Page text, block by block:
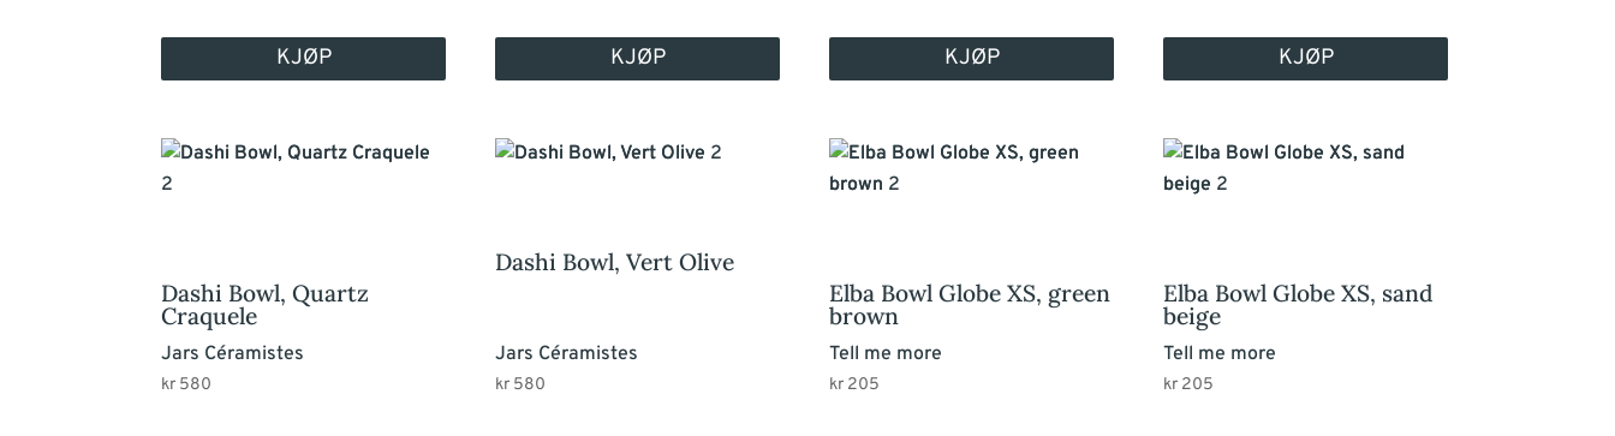
KJØP KJØP KJØP KJØP
Dashi Bowl, Quartz
Craquele
Jars Céramistes
kr 580
Dashi Bowl, Vert Olive
Jars Céramistes
kr 580
Elba Bowl Globe XS, green
brown
Tell me more
kr 205
Elba Bowl Globe XS, sand
beige
Tell me more
kr 205